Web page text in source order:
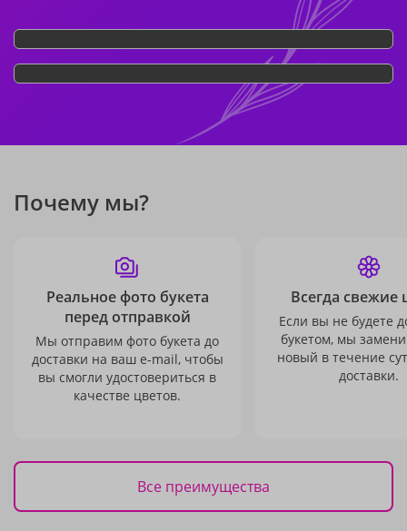
Почему мы?
Реальное фото букета
перед отправкой
Мы отправим фото букета до
доставки на ваш e-mail, чтобы
вы смогли удостовериться в
качестве цветов.
Всегда свежие
Если вы не будете
букетом, мы
новый в течение
доставки.
Все преимущества